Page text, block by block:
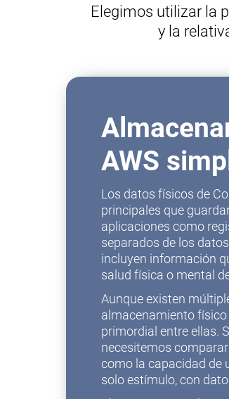
Elegimos utilizar la
y la
AWS
Los datos físicos de
principales que
aplicaciones como
separados de los
incluyen información
salud física o mental
Aunque existen
almacenamiento
primordial entre ellas.
necesitemos
como la capacidad de
solo estímulo, con